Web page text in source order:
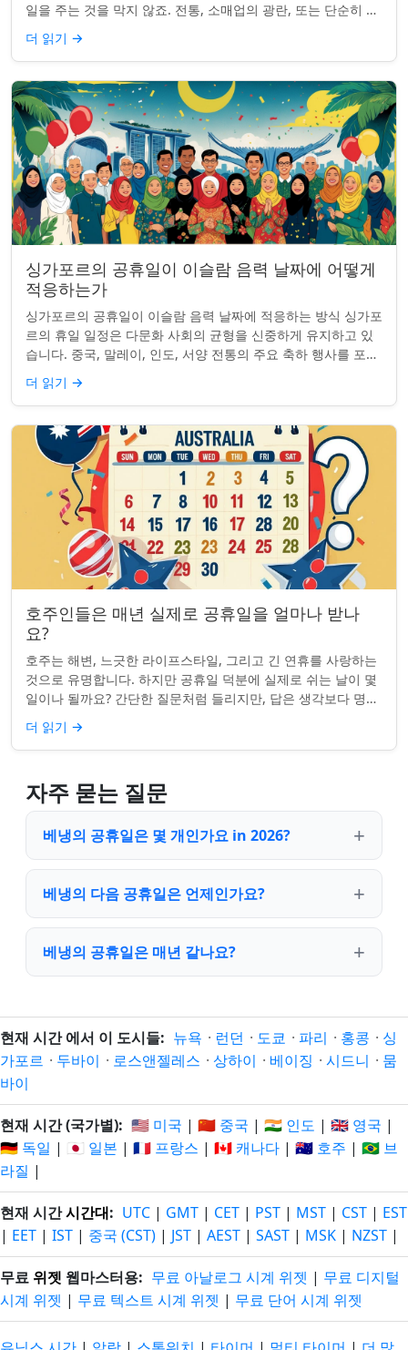
일을 주는 것을 막지 않죠. 전통, 소매업의 광란, 또는 단순히 추
수감사절을 연장하는 것과 관...
더 읽기 →
싱가포르의 공휴일이 이슬람 음력 날짜에 어떻게
적응하는가
싱가포르의 공휴일이 이슬람 음력 날짜에 적응하는 방식 싱가포
르의 휴일 일정은 다문화 사회의 균형을 신중하게 유지하고 있
습니다. 중국, 말레이, 인도, 서양 전통의 주요 축하 행사를 포함
하여, 나라의 다양성을 반영합니...
더 읽기 →
호주인들은 매년 실제로 공휴일을 얼마나 받나
요?
호주는 해변, 느긋한 라이프스타일, 그리고 긴 연휴를 사랑하는
것으로 유명합니다. 하지만 공휴일 덕분에 실제로 쉬는 날이 몇
일이나 될까요? 간단한 질문처럼 들리지만, 답은 생각보다 명확
하지 않을 수 있습니다. 거주...
더 읽기 →
자주 묻는 질문
베냉의 공휴일은 몇 개인가요 in 2026?
베냉의 다음 공휴일은 언제인가요?
베냉의 공휴일은 매년 같나요?
현재 시간 에서 이 도시들: 뉴욕 · 런던 · 도쿄 · 파리 · 홍콩 · 싱
가포르 · 두바이 · 로스앤젤레스 · 상하이 · 베이징 · 시드니 · 뭄
바이
현재 시간 (국가별): 🇺🇸 미국 | 🇨🇳 중국 | 🇮🇳 인도 | 🇬🇧 영국 |
🇩🇪 독일 | 🇯🇵 일본 | 🇫🇷 프랑스 | 🇨🇦 캐나다 | 🇦🇺 호주 | 🇧🇷 브
라질 |
현재 시간시간대: UTC | GMT | CET | PST | MST | CST | EST
| EET | IST | 중국 (CST) | JST | AEST | SAST | MSK | NZST |
무료 위젯 웹마스터용: 무료 아날로그 시계 위젯 | 무료 디지털
시계 위젯 | 무료 텍스트 시계 위젯 | 무료 단어 시계 위젯